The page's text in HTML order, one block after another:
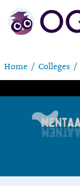
Home Colleges